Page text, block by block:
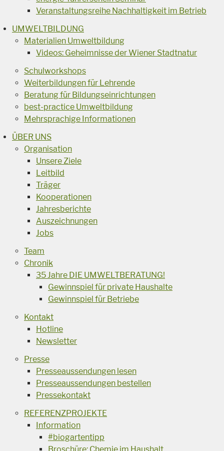
Veranstaltungsreihe Nachhaltigkeit im Betrieb
UMWELTBILDUNG
Materialien Umweltbildung
Videos: Geheimnisse der Wiener Stadtnatur
Schulworkshops
Weiterbildungen für Lehrende
Beratung für Bildungseinrichtungen
best-practice Umweltbildung
Mehrsprachige Informationen
ÜBER UNS
Organisation
Unsere Ziele
Leitbild
Träger
Kooperationen
Jahresberichte
Auszeichnungen
Jobs
Team
Chronik
35 Jahre DIE UMWELTBERATUNG!
Gewinnspiel für private Haushalte
Gewinnspiel für Betriebe
Kontakt
Hotline
Newsletter
Presse
Presseaussendungen lesen
Presseaussendungen bestellen
Pressekontakt
REFERENZPROJEKTE
Information
#biogartentipp